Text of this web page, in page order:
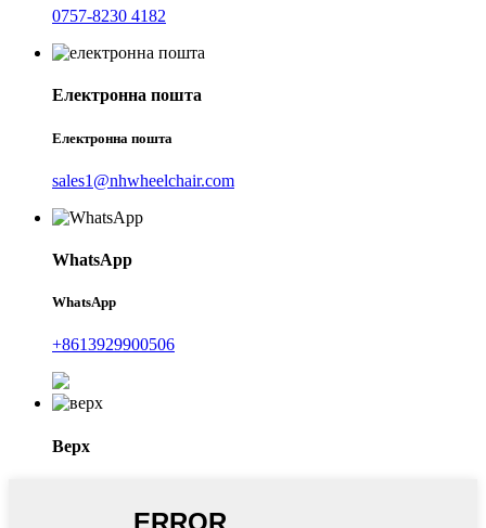
0757-8230 4182
Електронна пошта
Електронна пошта
sales1@nhwheelchair.com
WhatsApp
WhatsApp
+8613929900506
Верх